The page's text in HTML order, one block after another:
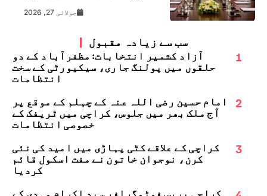
جولائی 27, 2026
سب سے زیادہ مقبول
1
آزاد کشمیر انتخابات: مظفرآباد کے دو
حلقوں میں پولنگ جاری، سیکیورٹی کے سخت
انتظامات
2
امام حسین رضی اللہ عنہ کے چہلم کے موقع پر
آج ملک بھر میں جلوس، کراچی میں ٹریفک کے
خصوصی انتظامات
3
کراچی کے علاقے کٹی پہاڑی میں امید کی نئی
کرن، نوجوان خاتون نے مفت اسکول قائم
کردیا
کراچی پریس فوٹوگرافر سید اکرام مہدی کے